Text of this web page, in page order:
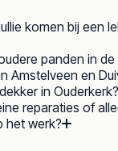
komen bij een
panden in
Amstelveen en
in Ouderkerk?
reparaties of
het werk?